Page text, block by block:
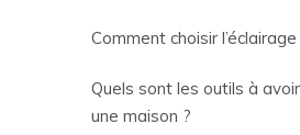
Comment choisir
Quels sont les outils à
une maison ?